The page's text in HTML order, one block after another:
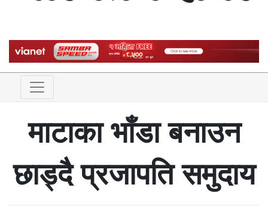
माटाका भाँडा बनाउन
छाड्दै प्रजापति समुदाय